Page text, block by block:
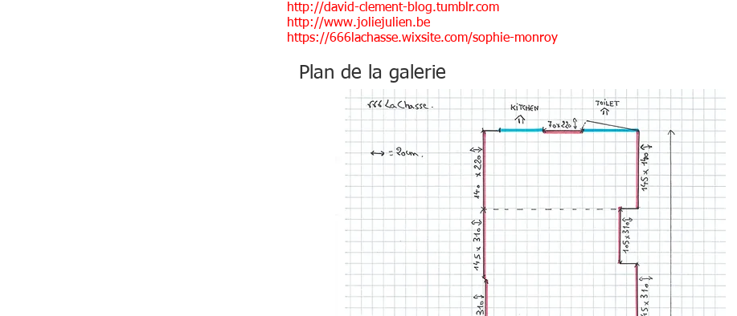
http://david-clement-blog.tumblr.com
http://www.joliejulien.be
https://666lachasse.wixsite.com/sophie-monroy
Plan de la galerie